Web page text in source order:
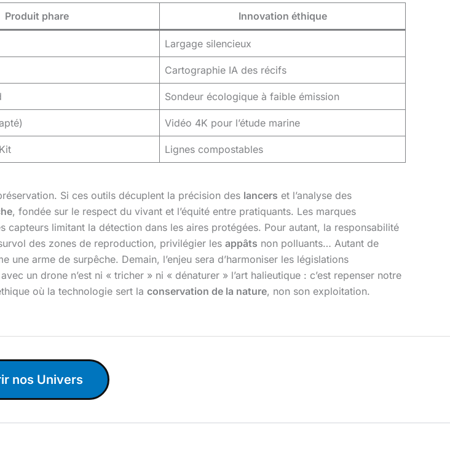
Produit phare Innovation éthique
Largage silencieux
Cartographie IA des récifs
Sondeur écologique à faible émission
Vidéo 4K pour l’étude marine
Lignes compostables
Si ces outils décuplent la précision des lancers et l’analyse des
, fondée sur le respect du vivant et l’équité entre pratiquants. Les marques
capteurs limitant la détection dans les aires protégées. Pour autant, la responsabilité
des zones de reproduction, privilégier les appâts non polluants… Autant de
arme de surpêche. Demain, l’enjeu sera d’harmoniser les législations
un drone n’est ni « tricher » ni « dénaturer » l’art halieutique : c’est repenser notre
où la technologie sert la conservation de la nature, non son exploitation.
nos Univers